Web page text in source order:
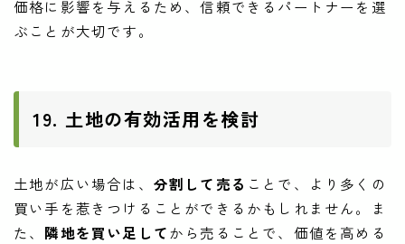
価格に影響を与えるため、信頼できるパートナーを選
ぶことが大切です。
19. 土地の有効活用を検討
土地が広い場合は、 分割して売る ことで、より多くの
買い手を惹きつけることができるかもしれません。ま
た、 隣地を買い足してから売ることで、価値を高める